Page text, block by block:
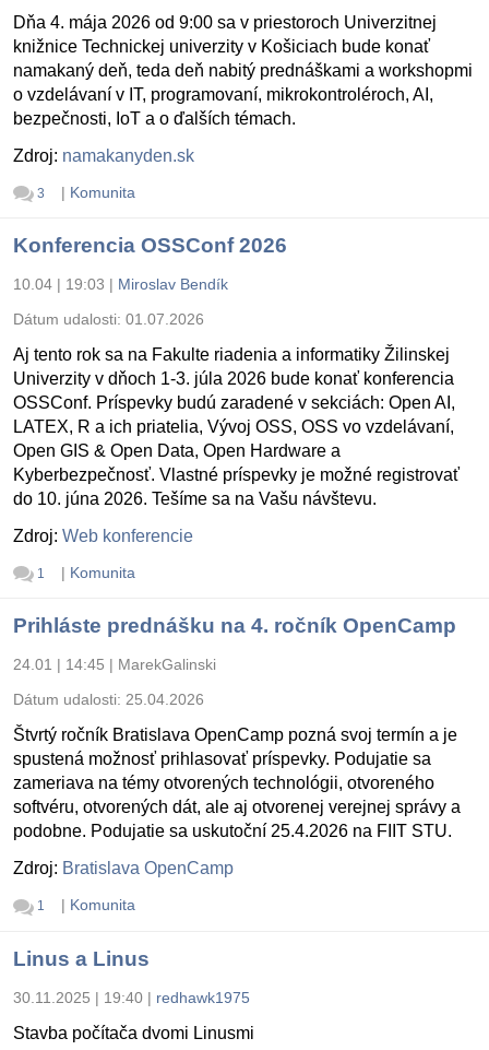
Dňa 4. mája 2026 od 9:00 sa v priestoroch Univerzitnej
knižnice Technickej univerzity v Košiciach bude konať
namakaný deň, teda deň nabitý prednáškami a workshopmi
o vzdelávaní v IT, programovaní, mikrokontroléroch, AI,
bezpečnosti, IoT a o ďalších témach.
Zdroj: namakanyden.sk
3 | Komunita
Konferencia OSSConf 2026
10.04 | 19:03 | Miroslav Bendík
Dátum udalosti: 01.07.2026
Aj tento rok sa na Fakulte riadenia a informatiky Žilinskej
Univerzity v dňoch 1-3. júla 2026 bude konať konferencia
OSSConf. Príspevky budú zaradené v sekciách: Open AI,
LATEX, R a ich priatelia, Vývoj OSS, OSS vo vzdelávaní,
Open GIS & Open Data, Open Hardware a
Kyberbezpečnosť. Vlastné príspevky je možné registrovať
do 10. júna 2026. Tešíme sa na Vašu návštevu.
Zdroj: Web konferencie
1 | Komunita
Prihláste prednášku na 4. ročník OpenCamp
24.01 | 14:45 | MarekGalinski
Dátum udalosti: 25.04.2026
Štvrtý ročník Bratislava OpenCamp pozná svoj termín a je
spustená možnosť prihlasovať príspevky. Podujatie sa
zameriava na témy otvorených technológii, otvoreného
softvéru, otvorených dát, ale aj otvorenej verejnej správy a
podobne. Podujatie sa uskutoční 25.4.2026 na FIIT STU.
Zdroj: Bratislava OpenCamp
1 | Komunita
Linus a Linus
30.11.2025 | 19:40 | redhawk1975
Stavba počítača dvomi Linusmi